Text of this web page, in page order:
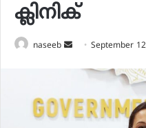
ക്ലിനിക്
naseeb
Send September